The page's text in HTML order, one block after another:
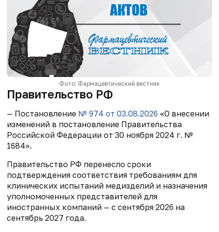
Фото: Фармацевтический вестник
Правительство РФ
— Постановление № 974 от 03.08.2026 «О внесении
изменений в постановление Правительства
Российской Федерации от 30 ноября 2024 г. №
1684».
Правительство РФ перенесло сроки
подтверждения соответствия требованиям для
клинических испытаний медизделий и назначения
уполномоченных представителей для
иностранных компаний — с сентября 2026 на
сентябрь 2027 года.